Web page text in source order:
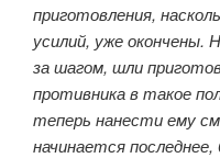
приготовления,
усилий, уже окончены.
за шагом, шли
противника в такое
теперь нанести ему
начинается